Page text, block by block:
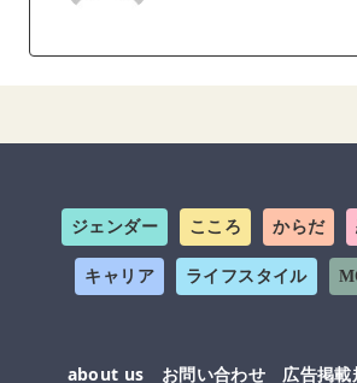
ジェンダー こころ からだ
キャリア ライフスタイル
about us お問い合わせ 広告掲載